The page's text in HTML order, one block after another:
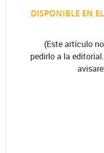
DISPONIBLE EN
(Este artículo
pedirlo a la